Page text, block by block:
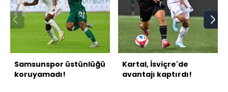
Samsunspor üstünlüğü
koruyamadı!
Kartal, İsviçre'de
avantajı kaptırdı!